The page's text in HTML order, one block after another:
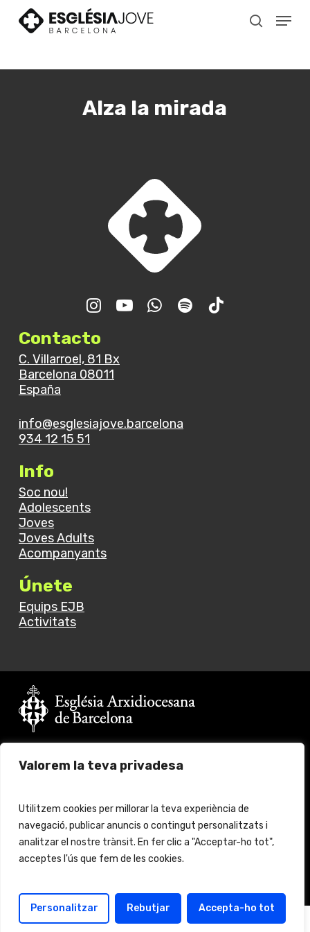
Valorem la teva privadesa
Utilitzem cookies per millorar la teva experiència de
navegació, publicar anuncis o contingut personalitzats i
analitzar el nostre trànsit. En fer clic a "Acceptar-ho tot",
acceptes l'ús que fem de les cookies.
Personalitzar Rebutjar Accepta-ho tot
search
Menu
Alza la mirada
Contacto
C. Villarroel, 81 Bx
Barcelona 08011
España
info@esglesiajove.barcelona
934 12 15 51
Info
Soc nou!
Adolescents
Joves
Joves Adults
Acompanyants
Únete
Equips EJB
Activitats
Fes clickaquíper més informació
© 2024 Església Jove Barcelona. All rights reserved.
Aviso legal Protección de Datos
Català(Catalán) Español